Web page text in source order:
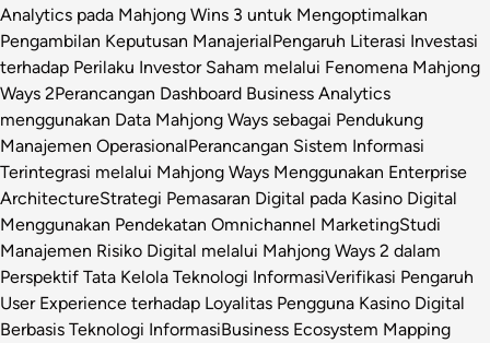
Analytics pada Mahjong Wins 3 untuk Mengoptimalkan
Pengambilan Keputusan ManajerialPengaruh Literasi Investasi
terhadap Perilaku Investor Saham melalui Fenomena Mahjong
Ways 2Perancangan Dashboard Business Analytics
menggunakan Data Mahjong Ways sebagai Pendukung
Manajemen OperasionalPerancangan Sistem Informasi
Terintegrasi melalui Mahjong Ways Menggunakan Enterprise
ArchitectureStrategi Pemasaran Digital pada Kasino Digital
Menggunakan Pendekatan Omnichannel MarketingStudi
Manajemen Risiko Digital melalui Mahjong Ways 2 dalam
Perspektif Tata Kelola Teknologi InformasiVerifikasi Pengaruh
User Experience terhadap Loyalitas Pengguna Kasino Digital
Berbasis Teknologi InformasiBusiness Ecosystem Mapping